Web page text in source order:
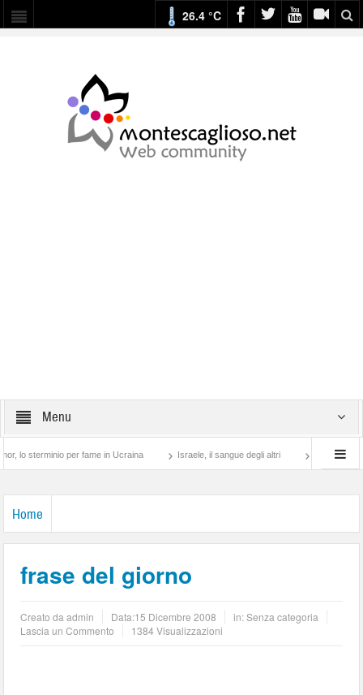
26.4 °C
Menu
per fame in Ucraina Israele, il sangue degli altri Lotta di classe… tra
Home
frase del giorno
Creato daadmin Data:15 Dicembre 2008
in: Senza categoria
Lascia un Commento
1384 Visualizzazioni